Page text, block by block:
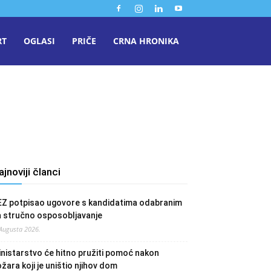
OGLASI PRIČE CRNA HRONIKA
članci
potpisao ugovore s kandidatima odabranim
stručno osposobljavanje
2026.
će hitno pružiti pomoć nakon
koji je uništio njihov dom